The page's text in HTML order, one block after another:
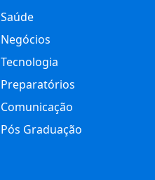
Saúde
Negócios
Tecnologia
Preparatórios
Comunicação
Pós Graduação